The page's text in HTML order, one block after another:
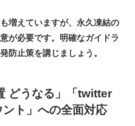
増えていますが、永久凍結の
が必要です。明確なガイドラ
防止策を講じましょう。
どうなる」「twitter
ト」への全面対応